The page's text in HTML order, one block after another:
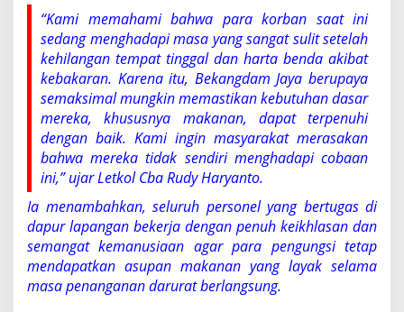
“Kami memahami bahwa para korban saat ini
sedang menghadapi masa yang sangat sulit setelah
kehilangan tempat tinggal dan harta benda akibat
kebakaran. Karena itu, Bekangdam Jaya berupaya
semaksimal mungkin memastikan kebutuhan dasar
mereka, khususnya makanan, dapat terpenuhi
dengan baik. Kami ingin masyarakat merasakan
bahwa mereka tidak sendiri menghadapi cobaan
ini,” ujar Letkol Cba Rudy Haryanto.
Ia menambahkan, seluruh personel yang bertugas di
dapur lapangan bekerja dengan penuh keikhlasan dan
semangat kemanusiaan agar para pengungsi tetap
mendapatkan asupan makanan yang layak selama
masa penanganan darurat berlangsung.